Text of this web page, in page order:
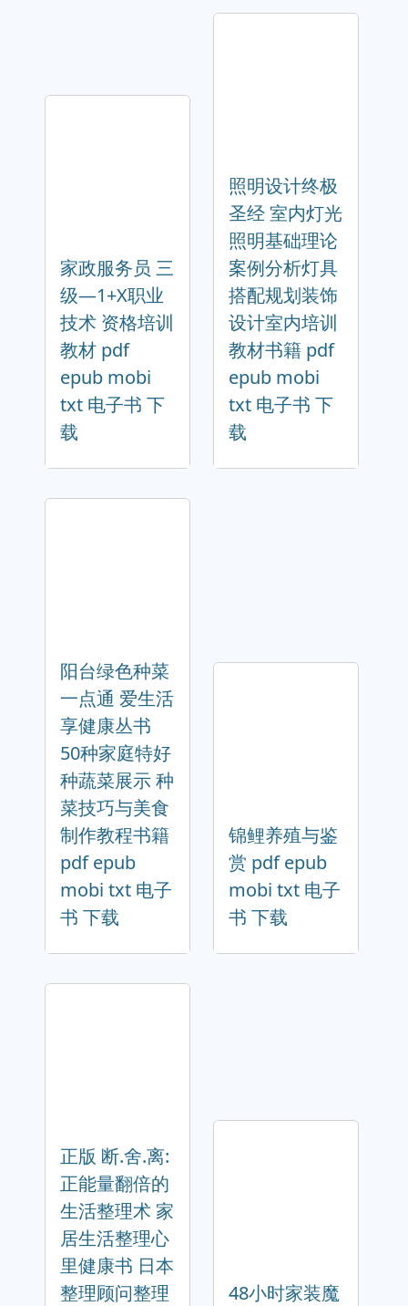
家政服务员 三
级—1+X职业
技术 资格培训
教材 pdf
epub mobi
txt 电子书 下
载
照明设计终极
圣经 室内灯光
照明基础理论
案例分析灯具
搭配规划装饰
设计室内培训
教材书籍 pdf
epub mobi
txt 电子书 下
载
阳台绿色种菜
一点通 爱生活
享健康丛书
50种家庭特好
种蔬菜展示 种
菜技巧与美食
制作教程书籍
pdf epub
mobi txt 电子
书 下载
锦鲤养殖与鉴
赏 pdf epub
mobi txt 电子
书 下载
正版 断.舍.离:
正能量翻倍的
生活整理术 家
居生活整理心
里健康书 日本
整理顾问整理
48小时家装魔